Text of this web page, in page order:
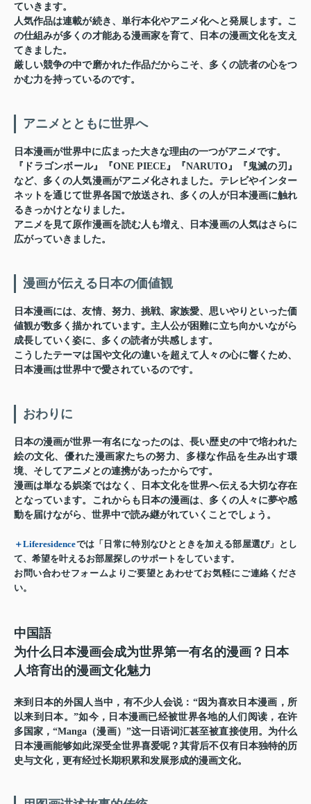
ていきます。
人気作品は連載が続き、単行本化やアニメ化へと発展します。こ
の仕組みが多くの才能ある漫画家を育て、日本の漫画文化を支え
てきました。
厳しい競争の中で磨かれた作品だからこそ、多くの読者の心をつ
かむ力を持っているのです。
アニメとともに世界へ
日本漫画が世界中に広まった大きな理由の一つがアニメです。
『ドラゴンボール』『ONE PIECE』『NARUTO』『鬼滅の刃』
など、多くの人気漫画がアニメ化されました。テレビやインター
ネットを通じて世界各国で放送され、多くの人が日本漫画に触れ
るきっかけとなりました。
アニメを見て原作漫画を読む人も増え、日本漫画の人気はさらに
広がっていきました。
漫画が伝える日本の価値観
日本漫画には、友情、努力、挑戦、家族愛、思いやりといった価
値観が数多く描かれています。主人公が困難に立ち向かいながら
成長していく姿に、多くの読者が共感します。
こうしたテーマは国や文化の違いを超えて人々の心に響くため、
日本漫画は世界中で愛されているのです。
おわりに
日本の漫画が世界一有名になったのは、長い歴史の中で培われた
絵の文化、優れた漫画家たちの努力、多様な作品を生み出す環
境、そしてアニメとの連携があったからです。
漫画は単なる娯楽ではなく、日本文化を世界へ伝える大切な存在
となっています。これからも日本の漫画は、多くの人々に夢や感
動を届けながら、世界中で読み継がれていくことでしょう。
＋Liferesidenceでは「日常に特別なひとときを加える部屋選び」とし
て、希望を叶えるお部屋探しのサポートをしています。
お問い合わせフォームよりご要望とあわせてお気軽にご連絡くださ
い。
中国語
为什么日本漫画会成为世界第一有名的漫画？日本
人培育出的漫画文化魅力
来到日本的外国人当中，有不少人会说：“因为喜欢日本漫画，所
以来到日本。”如今，日本漫画已经被世界各地的人们阅读，在许
多国家，“Manga（漫画）”这一日语词汇甚至被直接使用。为什么
日本漫画能够如此深受全世界喜爱呢？其背后不仅有日本独特的历
史与文化，更有经过长期积累和发展形成的漫画文化。